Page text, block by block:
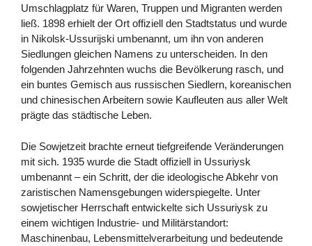
Umschlagplatz für Waren, Truppen und Migranten werden
ließ. 1898 erhielt der Ort offiziell den Stadtstatus und wurde
in Nikolsk-Ussurijski umbenannt, um ihn von anderen
Siedlungen gleichen Namens zu unterscheiden. In den
folgenden Jahrzehnten wuchs die Bevölkerung rasch, und
ein buntes Gemisch aus russischen Siedlern, koreanischen
und chinesischen Arbeitern sowie Kaufleuten aus aller Welt
prägte das städtische Leben.
Die Sowjetzeit brachte erneut tiefgreifende Veränderungen
mit sich. 1935 wurde die Stadt offiziell in Ussuriysk
umbenannt – ein Schritt, der die ideologische Abkehr von
zaristischen Namensgebungen widerspiegelte. Unter
sowjetischer Herrschaft entwickelte sich Ussuriysk zu
einem wichtigen Industrie- und Militärstandort:
Maschinenbau, Lebensmittelverarbeitung und bedeutende